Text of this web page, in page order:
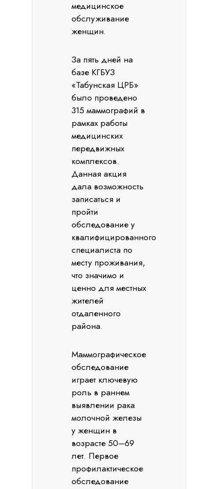
медицинское
обслуживание
женщин.
За пять дней на
базе КГБУЗ
«Табунская ЦРБ»
было проведено
315 маммографий в
рамках работы
медицинских
передвижных
комплексов.
Данная акция
дала возможность
записаться и
пройти
обследование у
квалифицированного
специалиста по
месту проживания,
что значимо и
ценно для местных
жителей
отдаленного
района.
Маммографическое
обследование
играет ключевую
роль в раннем
выявлении рака
молочной железы
у женщин в
возрасте 50–69
лет. Первое
профилактическое
обследование